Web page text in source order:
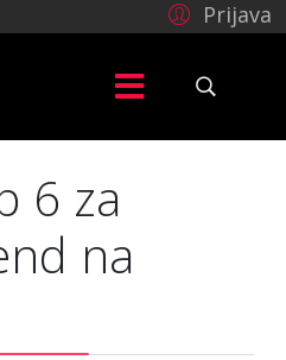
Prijava
6 za
na